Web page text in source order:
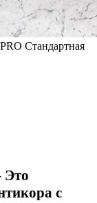
Это
с